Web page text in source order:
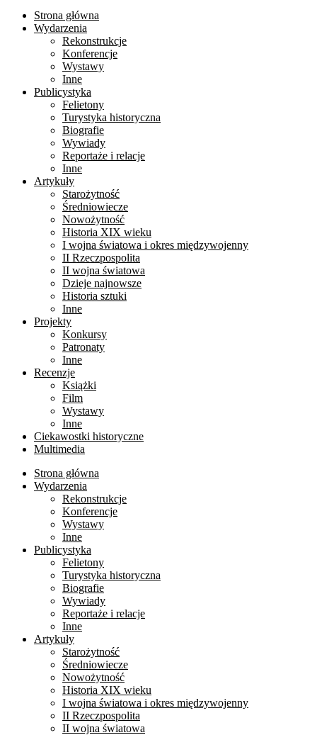
Strona główna
Wydarzenia
Rekonstrukcje
Konferencje
Wystawy
Inne
Publicystyka
Felietony
Turystyka historyczna
Biografie
Wywiady
Reportaże i relacje
Inne
Artykuły
Starożytność
Średniowiecze
Nowożytność
Historia XIX wieku
I wojna światowa i okres międzywojenny
II Rzeczpospolita
II wojna światowa
Dzieje najnowsze
Historia sztuki
Inne
Projekty
Konkursy
Patronaty
Inne
Recenzje
Książki
Film
Wystawy
Inne
Ciekawostki historyczne
Multimedia
Strona główna
Wydarzenia
Rekonstrukcje
Konferencje
Wystawy
Inne
Publicystyka
Felietony
Turystyka historyczna
Biografie
Wywiady
Reportaże i relacje
Inne
Artykuły
Starożytność
Średniowiecze
Nowożytność
Historia XIX wieku
I wojna światowa i okres międzywojenny
II Rzeczpospolita
II wojna światowa